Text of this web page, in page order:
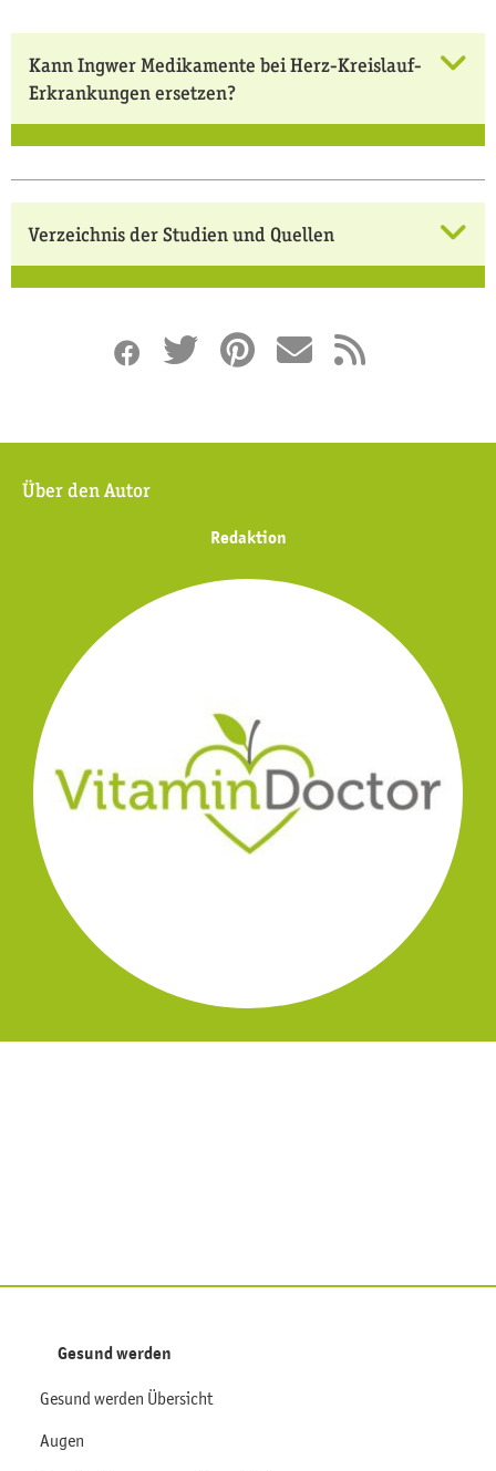
Kann Ingwer Medikamente bei Herz-Kreislauf-
Erkrankungen ersetzen?
Verzeichnis der Studien und Quellen
Über den Autor
Redaktion
Gesund werden
Gesund werden Übersicht
Augen